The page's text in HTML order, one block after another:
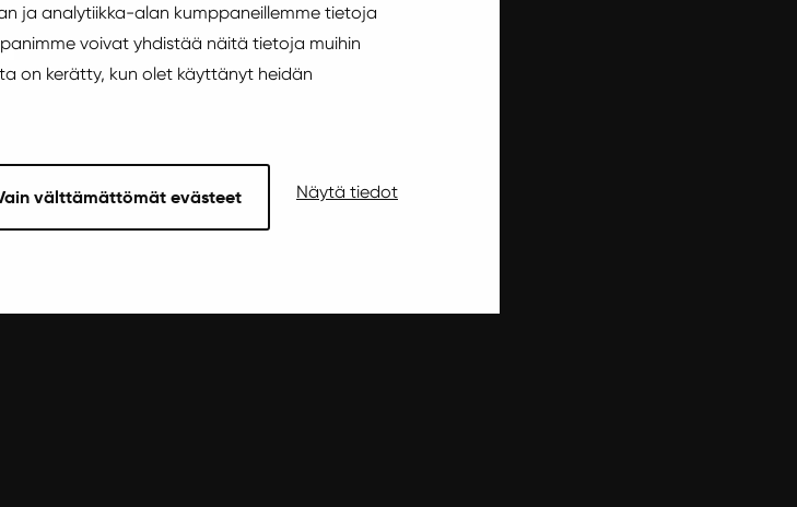
ja analytiikka-alan kumppaneillemme tietoja
voivat yhdistää näitä tietoja muihin
on kerätty, kun olet käyttänyt heidän
välttämättömät evästeet Näytä tiedot